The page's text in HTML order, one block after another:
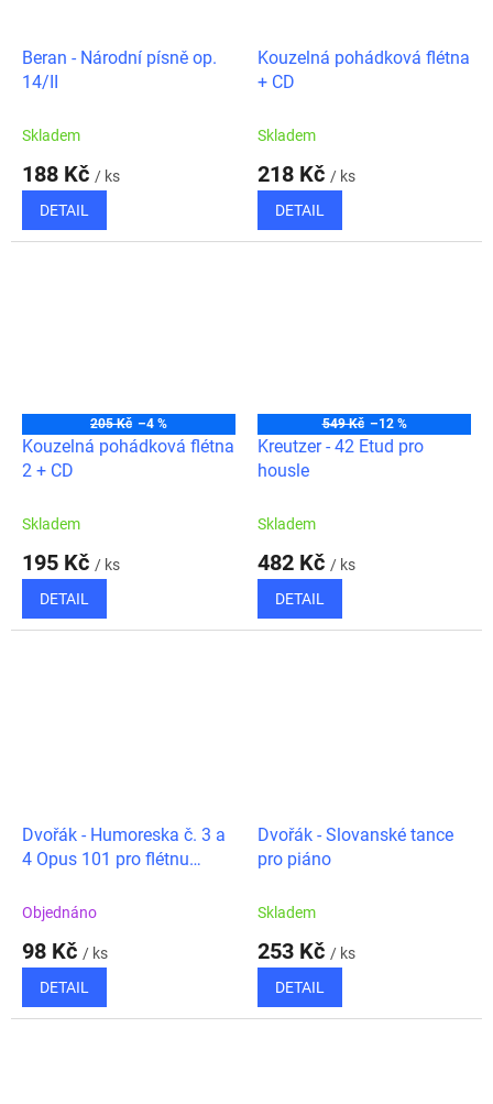
Beran - Národní písně op.
14/II
Skladem
188 Kč / ks
DETAIL
Kouzelná pohádková flétna
+ CD
Skladem
218 Kč / ks
DETAIL
205 Kč –4 %
Kouzelná pohádková flétna
2 + CD
Skladem
195 Kč / ks
DETAIL
549 Kč –12 %
Kreutzer - 42 Etud pro
housle
Skladem
482 Kč / ks
DETAIL
Dvořák - Humoreska č. 3 a
4 Opus 101 pro flétnu
Objednáno
98 Kč / ks
DETAIL
Dvořák - Slovanské tance
pro piáno
Skladem
253 Kč / ks
DETAIL